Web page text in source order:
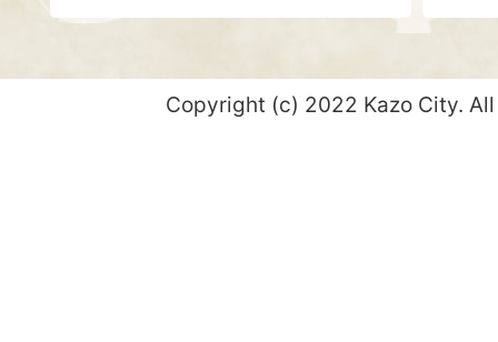
Copyright (c) 2022 Kazo City.